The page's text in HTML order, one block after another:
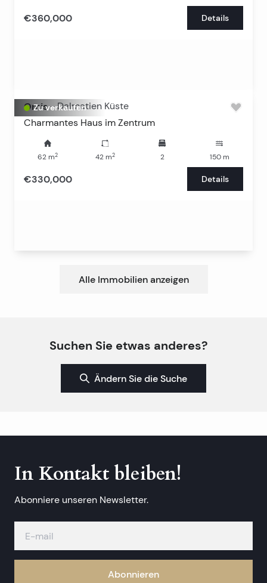
€360,000 Details
Zu verkaufen
Omis - Dalmatien Küste
Charmantes Haus im Zentrum
62 m2 42m2 2 150m
€330,000 Details
Alle Immobilien anzeigen
Suchen Sie etwas anderes?
Ändern Sie die Suche
In Kontakt bleiben!
Abonniere unseren Newsletter.
Abonnieren